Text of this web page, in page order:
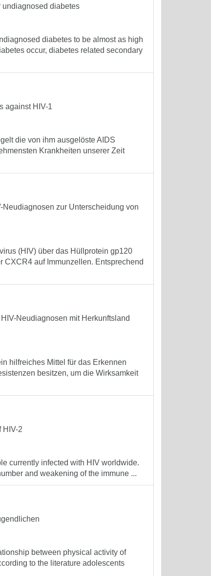
undiagnosed diabetes
diabetes to be almost as high
occur, diabetes related secondary
against HIV-1
die von ihm ausgelöste AIDS
Krankheiten unserer Zeit
zur Unterscheidung von
(HIV) über das Hüllprotein gp120
auf Immunzellen. Entsprechend
Neudiagnosen mit Herkunftsland
hilfreiches Mittel für das Erkennen
besitzen, um die Wirksamkeit
HIV-2
currently infected with HIV worldwide.
and weakening of the immune ...
between physical activity of
to the literature adolescents